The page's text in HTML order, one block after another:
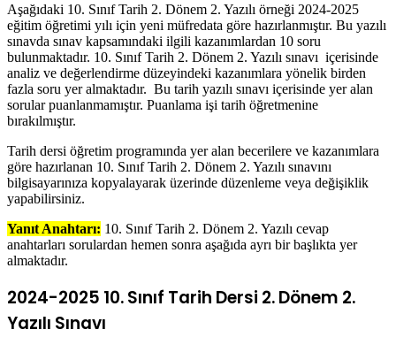
Aşağıdaki 10. Sınıf Tarih 2. Dönem 2. Yazılı örneği 2024-2025
eğitim öğretimi yılı için yeni müfredata göre hazırlanmıştır. Bu yazılı
sınavda sınav kapsamındaki ilgili kazanımlardan 10 soru
bulunmaktadır. 10. Sınıf Tarih 2. Dönem 2. Yazılı sınavı içerisinde
analiz ve değerlendirme düzeyindeki kazanımlara yönelik birden
fazla soru yer almaktadır. Bu tarih yazılı sınavı içerisinde yer alan
sorular puanlanmamıştır. Puanlama işi tarih öğretmenine
bırakılmıştır.
Tarih dersi öğretim programında yer alan becerilere ve kazanımlara
göre hazırlanan 10. Sınıf Tarih 2. Dönem 2. Yazılı sınavını
bilgisayarınıza kopyalayarak üzerinde düzenleme veya değişiklik
yapabilirsiniz.
Yanıt Anahtarı: 10. Sınıf Tarih 2. Dönem 2. Yazılı cevap
anahtarları sorulardan hemen sonra aşağıda ayrı bir başlıkta yer
almaktadır.
2024-2025 10. Sınıf Tarih Dersi 2. Dönem 2.
Yazılı Sınavı